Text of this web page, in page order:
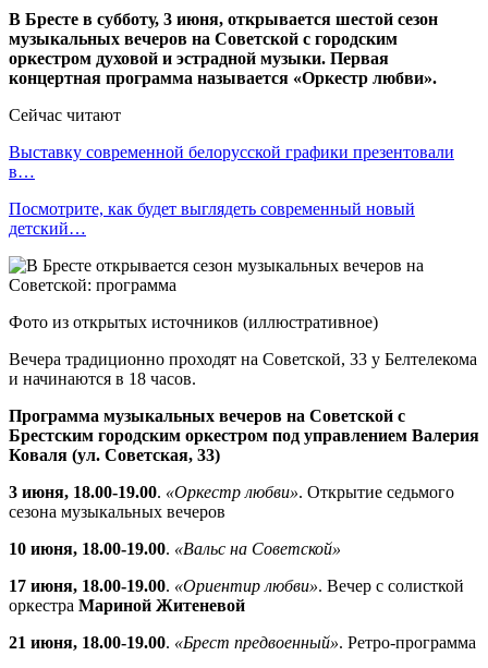
В Бресте в субботу, 3 июня, открывается шестой сезон
музыкальных вечеров на Советской с городским
оркестром духовой и эстрадной музыки. Первая
концертная программа называется «Оркестр любви».
Сейчас читают
Выставку современной белорусской графики презентовали
в…
Посмотрите, как будет выглядеть современный новый
детский…
Фото из открытых источников (иллюстративное)
Вечера традиционно проходят на Советской, 33 у Белтелекома
и начинаются в 18 часов.
Программа музыкальных вечеров на Советской с
Брестским городским оркестром под управлением Валерия
Коваля (ул. Советская, 33)
3 июня, 18.00-19.00. «Оркестр любви». Открытие седьмого
сезона музыкальных вечеров
10 июня, 18.00-19.00. «Вальс на Советской»
17 июня, 18.00-19.00. «Ориентир любви». Вечер с солисткой
оркестра Мариной Житеневой
21 июня, 18.00-19.00. «Брест предвоенный». Ретро-программа